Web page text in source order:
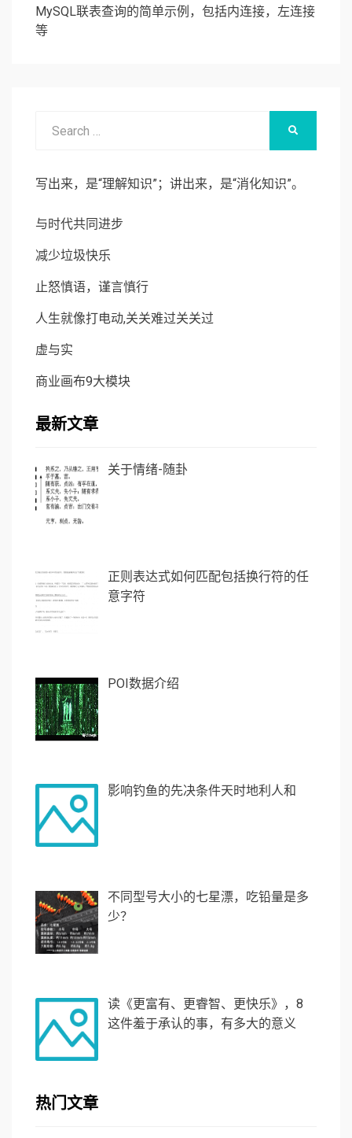
MySQL联表查询的简单示例，包括内连接，左连接
等
写出来，是“理解知识”；讲出来，是“消化知识”。
与时代共同进步
减少垃圾快乐
止怒慎语，谨言慎行
人生就像打电动,关关难过关关过
虚与实
商业画布9大模块
最新文章
关于情绪-随卦
正则表达式如何匹配包括换行符的任
意字符
POI数据介绍
影响钓鱼的先决条件天时地利人和
不同型号大小的七星漂，吃铅量是多
少？
读《更富有、更睿智、更快乐》，8
这件羞于承认的事，有多大的意义
热门文章